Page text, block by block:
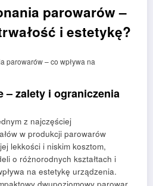
parowarów –
i estetykę?
– zalety i ograniczenia
z najczęściej
w produkcji parowarów
lekkości i niskim kosztom,
o różnorodnych kształtach i
na estetykę urządzenia.